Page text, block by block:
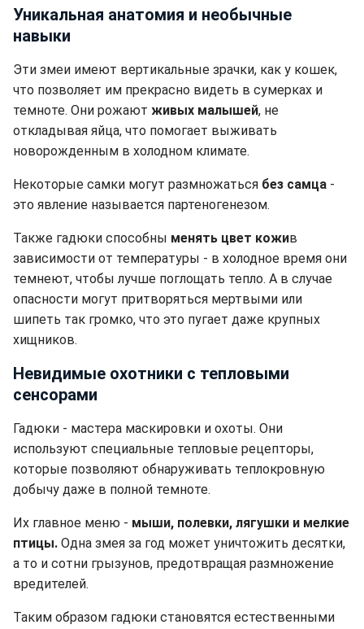
Уникальная анатомия и необычные
навыки
Эти змеи имеют вертикальные зрачки, как у кошек,
что позволяет им прекрасно видеть в сумерках и
темноте. Они рожают живых малышей, не
откладывая яйца, что помогает выживать
новорожденным в холодном климате.
Некоторые самки могут размножаться без самца -
это явление называется партеногенезом.
Также гадюки способны менять цвет кожив
зависимости от температуры - в холодное время они
темнеют, чтобы лучше поглощать тепло. А в случае
опасности могут притворяться мертвыми или
шипеть так громко, что это пугает даже крупных
хищников.
Невидимые охотники с тепловыми
сенсорами
Гадюки - мастера маскировки и охоты. Они
используют специальные тепловые рецепторы,
которые позволяют обнаруживать теплокровную
добычу даже в полной темноте.
Их главное меню - мыши, полевки, лягушки и мелкие
птицы. Одна змея за год может уничтожить десятки,
а то и сотни грызунов, предотвращая размножение
вредителей.
Таким образом гадюки становятся естественными